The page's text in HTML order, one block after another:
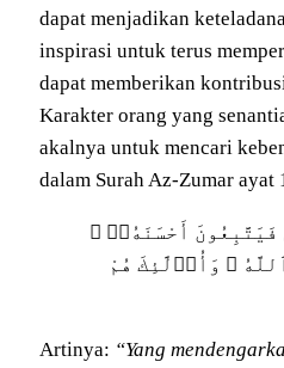
dapat menjadikan
inspirasi untuk terus
dapat memberikan
Karakter orang yang
akalnya untuk mencari
dalam Surah Az-Zumar ayat
فَيَتَّبِعُونَ أَحْسَنَهُۥٓ
وَأُو۟لَٰٓئِكَ هُمْ
Artinya: “Yang